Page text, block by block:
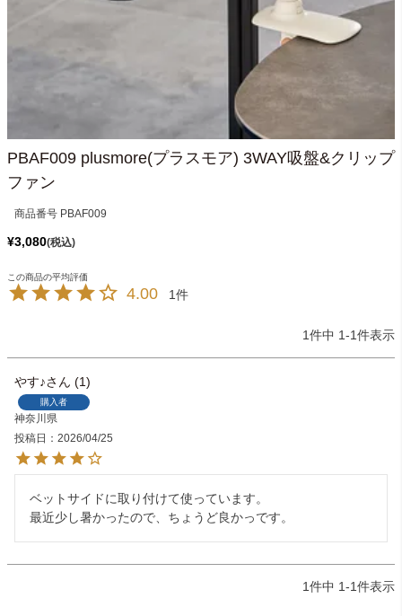
PBAF009 plusmore(プラスモア) 3WAY吸盤&クリップ
ファン
商品番号 PBAF009
¥3,080 税込
4.00 1
1件中 1-1件表示
やす♪ 1
購入者
神奈川県
投稿日
2026/04/25
ベットサイドに取り付けて使っています。
最近少し暑かったので、ちょうど良かっです。
1件中 1-1件表示